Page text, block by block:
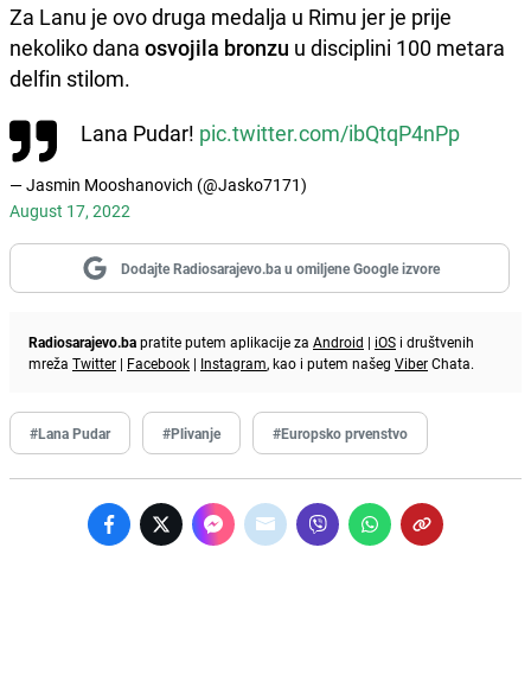
Za Lanu je ovo druga medalja u Rimu jer je prije
nekoliko dana osvojila bronzu u disciplini 100 metara
delfin stilom.
Lana Pudar! pic.twitter.com/ibQtqP4nPp
— Jasmin Mooshanovich (@Jasko7171)
August 17, 2022
Dodajte Radiosarajevo.ba u omiljene Google izvore
Radiosarajevo.bapratite putem aplikacije za Android | iOS i društvenih
mreža Twitter | Facebook | Instagram, kao i putem našeg ViberChata.
#Lana Pudar #Plivanje #Europsko prvenstvo